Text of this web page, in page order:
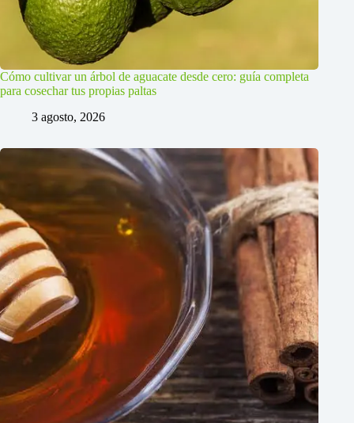
Cómo cultivar un árbol de aguacate desde cero: guía completa
para cosechar tus propias paltas
3 agosto, 2026